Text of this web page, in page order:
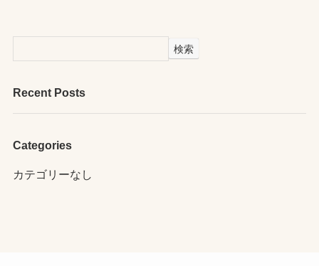
検索
Recent Posts
Categories
カテゴリーなし